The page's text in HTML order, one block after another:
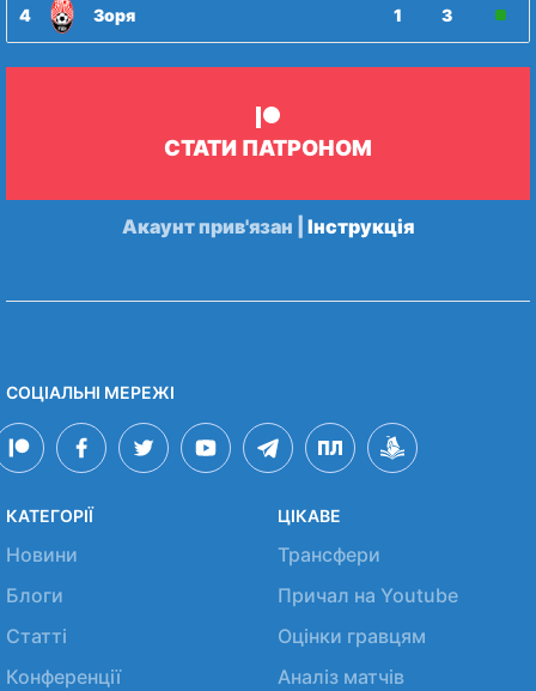
4 Зоря 1 3
СТАТИ ПАТРОНОМ
Акаунт прив'язан | Інструкція
СОЦІАЛЬНІ МЕРЕЖІ
КАТЕГОРІЇ
Новини
Блоги
Статті
Конференції
ЦІКАВЕ
Трансфери
Причал на Youtube
Оцінки гравцям
Аналіз матчів